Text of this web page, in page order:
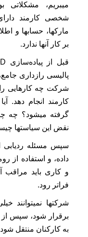
میبریم، مشکلاتی
شخصی کارمند
مارکها، حسابها و
بر کار آنها ندارد.
پالیسی رازداری
شرکت چه کارهایی را
کارمند انجام دهد.
گرفته میشود؟ چه
نقض این سیاستها
سپس مسئله ردیابی
داده، و استفاده از
و کاری باید مراقب
فراتر رود.
شرکتها نمیتوانند
برقرار شود، سپس
به کارکنان منتقل